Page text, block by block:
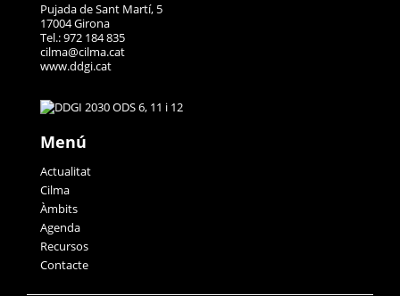
Pujada de Sant Martí, 5
17004 Girona
Tel.: 972 184 835
cilma@cilma.cat
www.ddgi.cat
Menú
Actualitat
Cilma
Àmbits
Agenda
Recursos
Contacte